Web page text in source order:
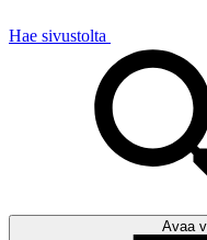
Hae sivustolta
Avaa